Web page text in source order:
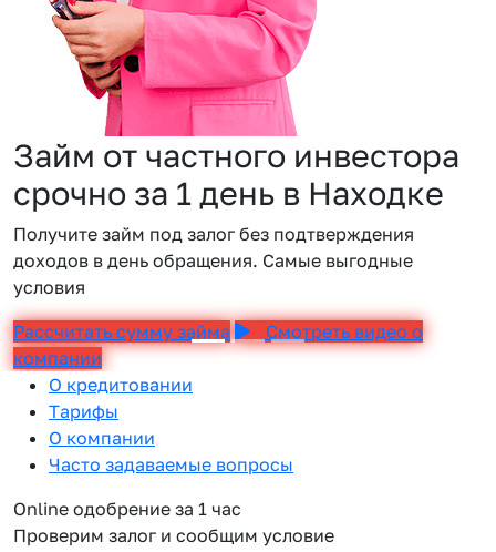
Займ от частного инвестора
срочно за 1 день в Находке
Получите займ под залог без подтверждения
доходов в день обращения. Самые выгодные
условия
Рассчитать сумму займа
Смотреть видео о
компании
О кредитовании
Тарифы
О компании
Часто задаваемые вопросы
Online одобрение за 1 час
Проверим залог и сообщим условие